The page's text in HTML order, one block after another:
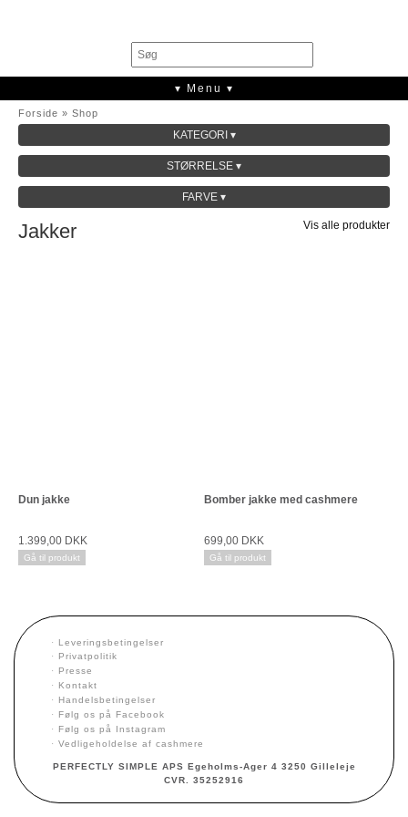
▾ Menu ▾
Forside » Shop
KATEGORI ▾
KOLLEKTION
STØRRELSE ▾
FARVE ▾
Vis alle produkter
Jakker
Dun jakke
1.399,00 DKK
Gå til produkt
Bomber jakke med cashmere
699,00 DKK
Gå til produkt
· Leveringsbetingelser
·
Privatpolitik
· Presse
· Kontakt
· Handelsbetingelser
· Følg os på Facebook
·
Følg os på Instagram
· Vedligeholdelse af cashmere
PERFECTLY SIMPLE APS Egeholms-Ager 4 3250 Gilleleje
CVR. 35252916